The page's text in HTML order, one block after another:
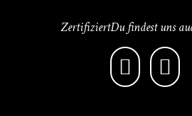
ZertifiziertDu findest uns